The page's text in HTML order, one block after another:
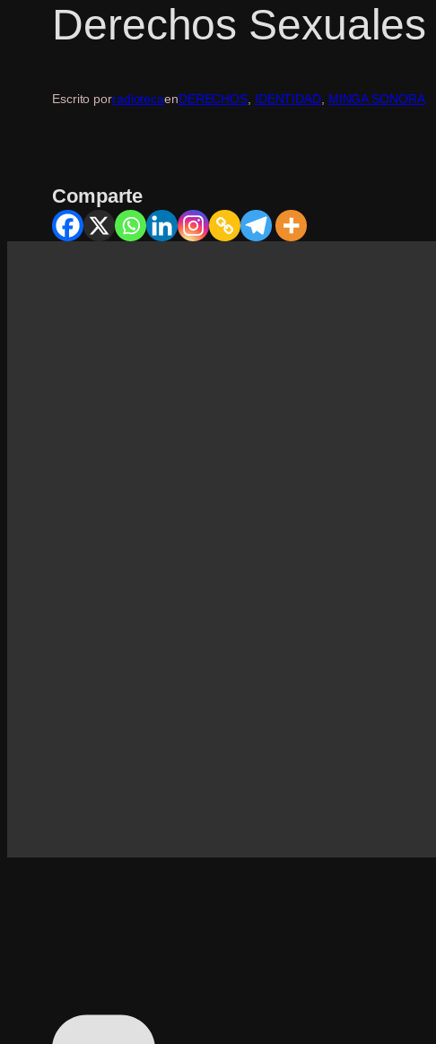
Derechos
Escrito porradiotecaenDERECHOS, IDENTIDAD, MINGA SONORA
Comparte